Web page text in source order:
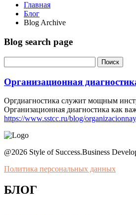
Главная
Блог
Blog Archive
Blog search page
Организационная
Оргдиагностика служит мощным
Организационная диагностика как
https://www.sstcc.ru/blog/
@2026 Style of Success.Business
Политика персональных данных
БЛОГ